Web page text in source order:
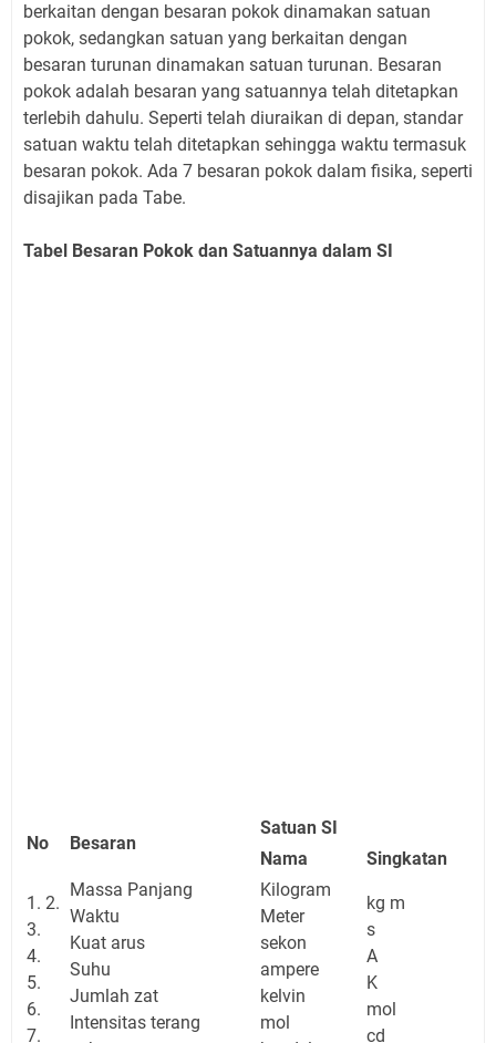
berkaitan dengan besaran pokok dinamakan satuan
pokok, sedangkan satuan yang berkaitan dengan
besaran turunan dinamakan satuan turunan. Besaran
pokok adalah besaran yang satuannya telah ditetapkan
terlebih dahulu. Seperti telah diuraikan di depan, standar
satuan waktu telah ditetapkan sehingga waktu termasuk
besaran pokok. Ada 7 besaran pokok dalam fisika, seperti
disajikan pada Tabe.
Tabel Besaran Pokok dan Satuannya dalam SI
No Besaran
Satuan SI
Nama
Singkatan
1. 2.
3.
4.
5.
6.
7.
Massa Panjang
Waktu
Kuat arus
Suhu
Jumlah zat
Intensitas terang
Kilogram
Meter
sekon
ampere
kelvin
mol
kg m
s
A
K
mol
cd